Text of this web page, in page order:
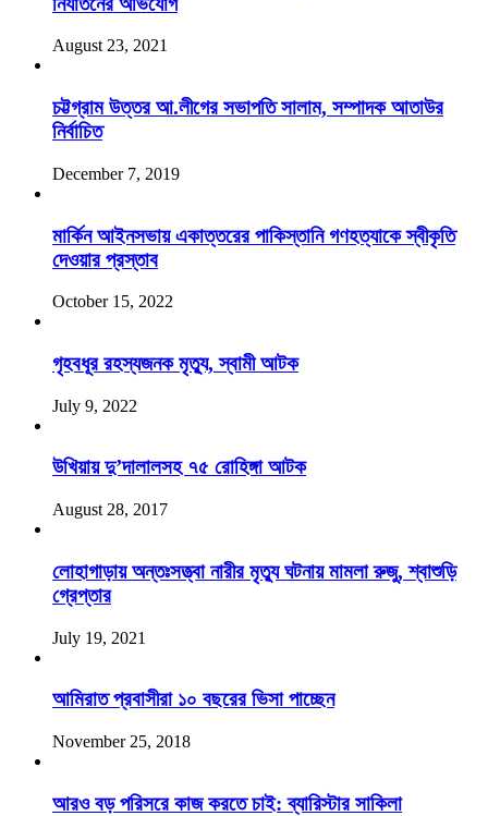
August 23, 2021
চট্টগ্রাম উত্তর আ.লীগের সভাপতি সালাম, সম্পাদক আতাউর
নির্বাচিত
December 7, 2019
মার্কিন আইনসভায় একাত্তরের পাকিস্তানি গণহত্যাকে স্বীকৃতি
দেওয়ার প্রস্তাব
October 15, 2022
গৃহবধূর রহস্যজনক মৃত্যু, স্বামী আটক
July 9, 2022
উখিয়ায় দু’দালালসহ ৭৫ রোহিঙ্গা আটক
August 28, 2017
লোহাগাড়ায় অন্তঃসত্ত্বা নারীর মৃত্যু ঘটনায় মামলা রুজু, শ্বাশুড়ি
গ্রেপ্তার
July 19, 2021
আমিরাত প্রবাসীরা ১০ বছরের ভিসা পাচ্ছেন
November 25, 2018
আরও বড় পরিসরে কাজ করতে চাই: ব্যারিস্টার সাকিলা